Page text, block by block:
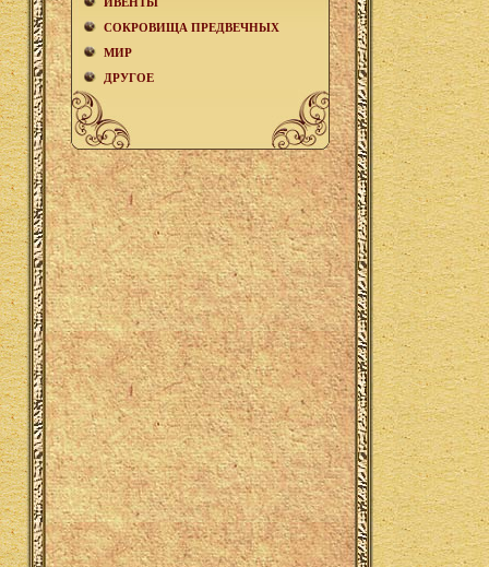
СОКРОВИЩА ПРЕДВЕЧНЫХ
МИР
ДРУГОЕ